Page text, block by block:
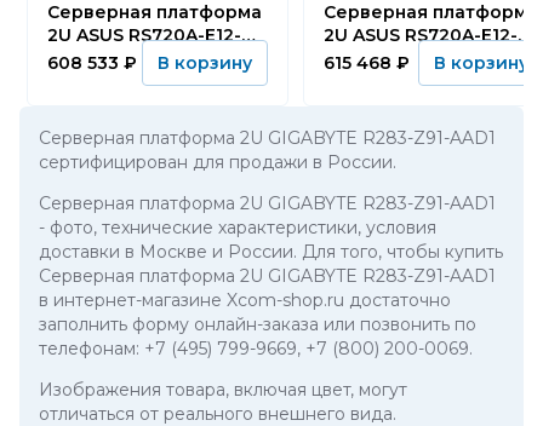
Серверная платформа
2U ASUS RS720A-E12-
RS24U
608 533 ₽ В корзину
Серверная платформа
2U ASUS RS720A-E12-
RS24U
615 468 ₽ В корзину
Серверная платформа 2U GIGABYTE R283-Z91-AAD1
сертифицирован для продажи в России.
Серверная платформа 2U GIGABYTE R283-Z91-AAD1
- фото, технические характеристики, условия
доставки в Москве и России. Для того, чтобы купить
Серверная платформа 2U GIGABYTE R283-Z91-AAD1
в интернет-магазине Xcom-shop.ru достаточно
заполнить форму онлайн-заказа или позвонить по
телефонам: +7 (495) 799-9669, +7 (800) 200-0069.
Изображения товара, включая цвет, могут
отличаться от реального внешнего вида.